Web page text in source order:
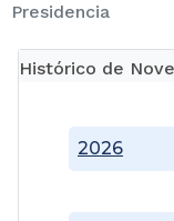
Presidencia
Histórico de
2026